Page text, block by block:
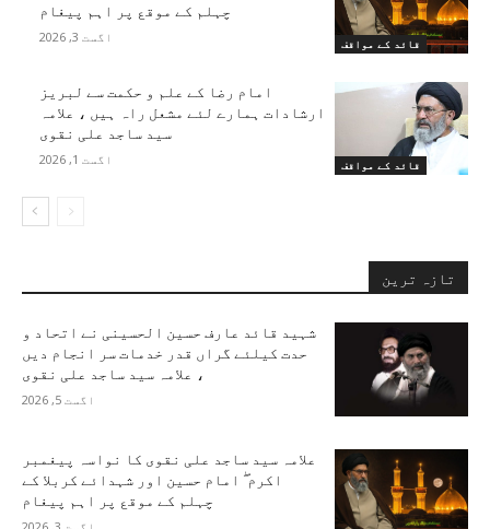
قائد کے مواقف
چہلم کے موقع پر اہم پیغام
اگست 3, 2026
قائد کے مواقف
امام رضا کے علم و حکمت سے لبریز
ارشادات ہمارے لئے مشعل راہ ہیں ، علامہ
سید ساجد علی نقوی
اگست 1, 2026
تازہ ترین
شہید قائد عارف حسین الحسینی نے اتحاد و
حدت کیلئے گراں قدر خدمات سر انجام دیں
، علامہ سید ساجد علی نقوی
اگست 5, 2026
علامہ سید ساجد علی نقوی کا نواسہ پیغمبر
اکرم ۖ امام حسین اور شہدائے کربلا کے
چہلم کے موقع پر اہم پیغام